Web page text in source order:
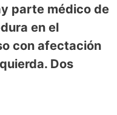
parte médico de
en el
con afectación
Dos